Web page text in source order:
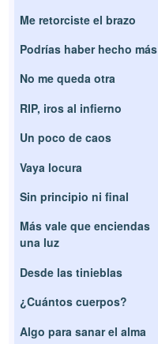
Me retorciste el brazo
Podrías haber hecho más
No me queda otra
RIP, iros al infierno
Un poco de caos
Vaya locura
Sin principio ni final
Más vale que enciendas
una luz
Desde las tinieblas
¿Cuántos cuerpos?
Algo para sanar el alma